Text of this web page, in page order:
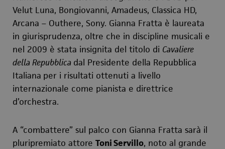
Velut Luna, Bongiovanni, Amadeus, Classica HD,
Arcana – Outhere, Sony. Gianna Fratta è laureata
in giurisprudenza, oltre che in discipline musicali e
nel 2009 è stata insignita del titolo di Cavaliere
della Repubblica dal Presidente della Repubblica
Italiana per i risultati ottenuti a livello
internazionale come pianista e direttrice
d’orchestra.
A “combattere” sul palco con Gianna Fratta sarà il
pluripremiato attore Toni Servillo, noto al grande